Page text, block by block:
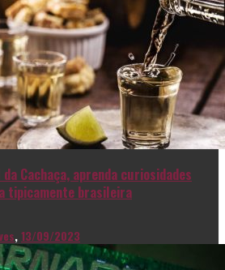
da Cachaça, aprenda curiosidades
tipicamente brasileira
,13/09/2023